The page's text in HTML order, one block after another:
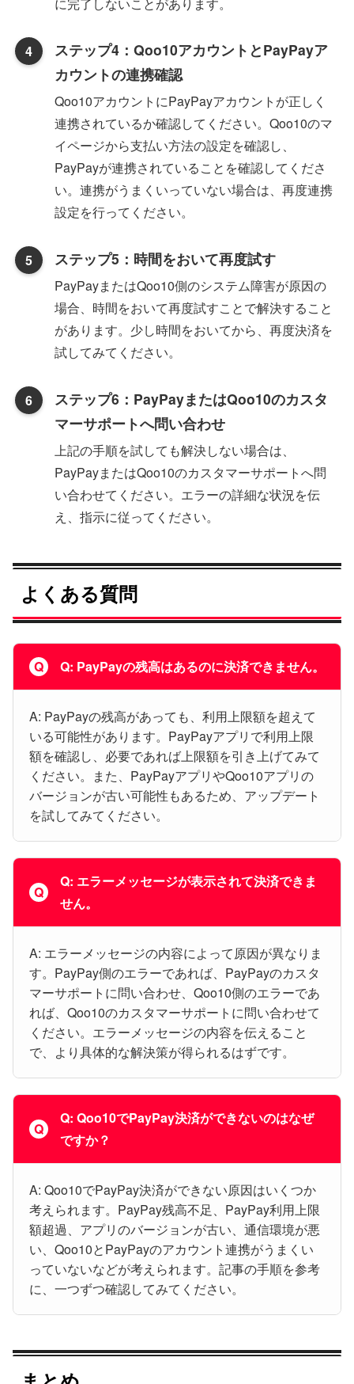
ステップ4：Qoo10アカウントとPayPayア
カウントの連携確認
Qoo10アカウントにPayPayアカウントが正しく
連携されているか確認してください。Qoo10のマ
イページから支払い方法の設定を確認し、
PayPayが連携されていることを確認してくださ
い。連携がうまくいっていない場合は、再度連携
設定を行ってください。
ステップ5：時間をおいて再度試す
PayPayまたはQoo10側のシステム障害が原因の
場合、時間をおいて再度試すことで解決すること
があります。少し時間をおいてから、再度決済を
試してみてください。
ステップ6：PayPayまたはQoo10のカスタ
マーサポートへ問い合わせ
上記の手順を試しても解決しない場合は、
PayPayまたはQoo10のカスタマーサポートへ問
い合わせてください。エラーの詳細な状況を伝
え、指示に従ってください。
よくある質問
Q: PayPayの残高はあるのに決済できません。
A: PayPayの残高があっても、利用上限額を超えて
いる可能性があります。PayPayアプリで利用上限
額を確認し、必要であれば上限額を引き上げてみて
ください。また、PayPayアプリやQoo10アプリの
バージョンが古い可能性もあるため、アップデート
を試してみてください。
Q: エラーメッセージが表示されて決済できま
せん。
A: エラーメッセージの内容によって原因が異なりま
す。PayPay側のエラーであれば、PayPayのカスタ
マーサポートに問い合わせ、Qoo10側のエラーであ
れば、Qoo10のカスタマーサポートに問い合わせて
ください。エラーメッセージの内容を伝えること
で、より具体的な解決策が得られるはずです。
Q: Qoo10でPayPay決済ができないのはなぜ
ですか？
A: Qoo10でPayPay決済ができない原因はいくつか
考えられます。PayPay残高不足、PayPay利用上限
額超過、アプリのバージョンが古い、通信環境が悪
い、Qoo10とPayPayのアカウント連携がうまくい
っていないなどが考えられます。記事の手順を参考
に、一つずつ確認してみてください。